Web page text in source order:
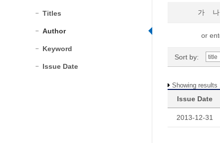
Titles
Author
Keyword
Issue Date
가 나
or
Sort by:
Showing results
Issue Date
2013-12-31